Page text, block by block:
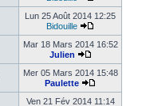
Lun 25 Août 2014 12:25
Bidouille
Mar 18 Mars 2014 16:52
Julien
Mer 05 Mars 2014 15:48
Paulette
Ven 21 Fév 2014 11:14